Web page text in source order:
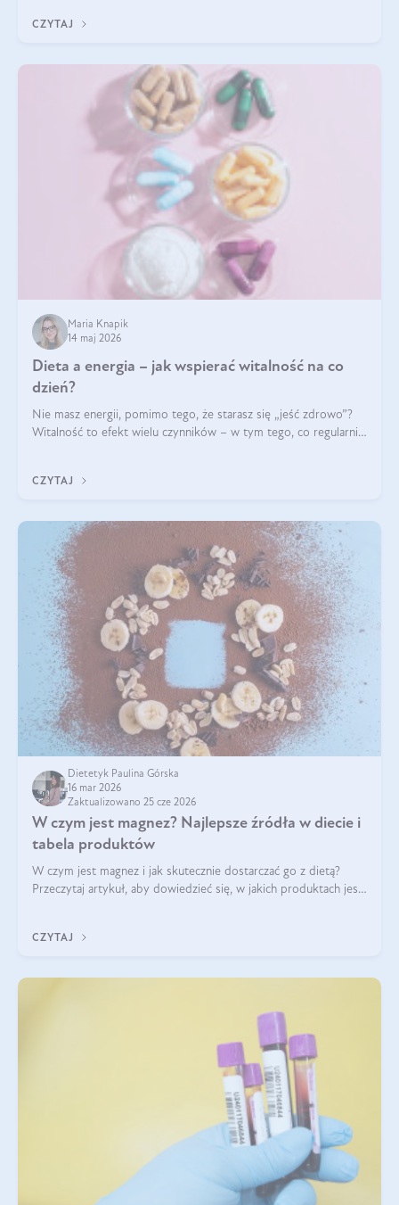
bariera hydrolipidowa.
CZYTAJ
Maria Knapik
14 maj 2026
Dieta a energia – jak wspierać witalność na co
dzień?
Nie masz energii, pomimo tego, że starasz się „jeść zdrowo”?
Witalność to efekt wielu czynników – w tym tego, co regularnie
CZYTAJ
Dietetyk Paulina Górska
16 mar 2026
Zaktualizowano 25 cze 2026
W czym jest magnez? Najlepsze źródła w diecie i
tabela produktów
W czym jest magnez i jak skutecznie dostarczać go z dietą?
Przeczytaj artykuł, aby dowiedzieć się, w jakich produktach jest
CZYTAJ